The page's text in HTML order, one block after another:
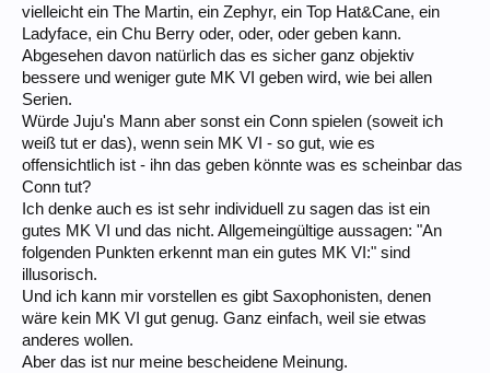
vielleicht ein The Martin, ein Zephyr, ein Top Hat&Cane, ein
Ladyface, ein Chu Berry oder, oder, oder geben kann.
Abgesehen davon natürlich das es sicher ganz objektiv
bessere und weniger gute MK VI geben wird, wie bei allen
Serien.
Würde Juju's Mann aber sonst ein Conn spielen (soweit ich
weiß tut er das), wenn sein MK VI - so gut, wie es
offensichtlich ist - ihn das geben könnte was es scheinbar das
Conn tut?
Ich denke auch es ist sehr individuell zu sagen das ist ein
gutes MK VI und das nicht. Allgemeingültige aussagen: "An
folgenden Punkten erkennt man ein gutes MK VI:" sind
illusorisch.
Und ich kann mir vorstellen es gibt Saxophonisten, denen
wäre kein MK VI gut genug. Ganz einfach, weil sie etwas
anderes wollen.
Aber das ist nur meine bescheidene Meinung.